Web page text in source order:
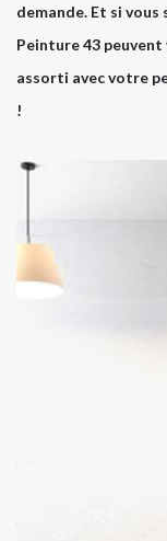
demande. Et si vous
Peinture 43
assorti avec votre
!